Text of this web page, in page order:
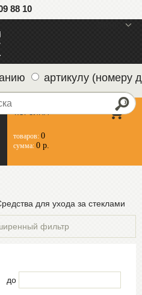
88 10
КОРЗИНА
товаров: 0
сумма: 0 р.
артикулу (номеру
для ухода за стеклами
фильтр
до